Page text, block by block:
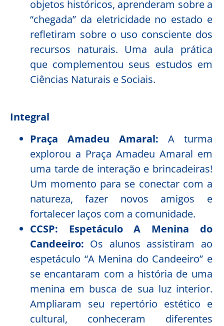
objetos históricos, aprenderam sobre a
“chegada” da eletricidade no estado e
refletiram sobre o uso consciente dos
recursos naturais. Uma aula prática
que complementou seus estudos em
Ciências Naturais e Sociais.
Integral
Praça Amadeu Amaral: A turma
explorou a Praça Amadeu Amaral em
uma tarde de interação e brincadeiras!
Um momento para se conectar com a
natureza, fazer novos amigos e
fortalecer laços com a comunidade.
CCSP: Espetáculo A Menina do
Candeeiro: Os alunos assistiram ao
espetáculo “A Menina do Candeeiro” e
se encantaram com a história de uma
menina em busca de sua luz interior.
Ampliaram seu repertório estético e
cultural, conheceram diferentes